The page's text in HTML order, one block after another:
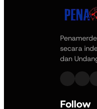
secara
dan
Follow